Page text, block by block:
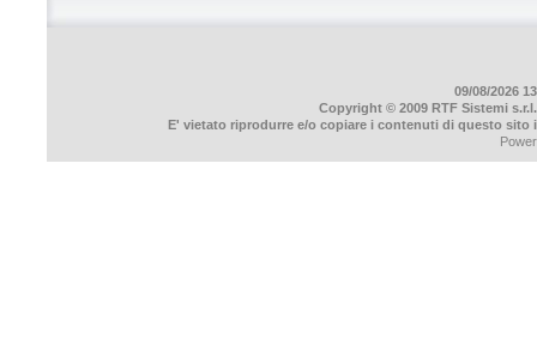
09/08/2026
Copyright © 2009 RTF Sistemi
E' vietato riprodurre e/o copiare i contenuti di questo